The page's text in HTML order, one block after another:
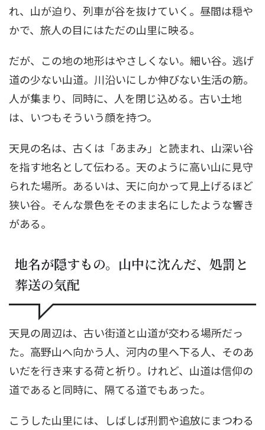
れ、山が迫り、列車が谷を抜けていく。昼間は穏や
かで、旅人の目にはただの山里に映る。
だが、この地の地形はやさしくない。細い谷。逃げ
道の少ない山道。川沿いにしか伸びない生活の筋。
人が集まり、同時に、人を閉じ込める。古い土地
は、いつもそういう顔を持つ。
天見の名は、古くは「あまみ」と読まれ、山深い谷
を指す地名として伝わる。天のように高い山に見守
られた場所。あるいは、天に向かって見上げるほど
狭い谷。そんな景色をそのまま名にしたような響き
がある。
地名が隠すもの。山中に沈んだ、処罰と
葬送の気配
天見の周辺は、古い街道と山道が交わる場所だっ
た。高野山へ向かう人、河内の里へ下る人、そのあ
いだを行き来する荷と祈り。けれど、山道は信仰の
道であると同時に、隔てる道でもあった。
こうした山里には、しばしば刑罰や追放にまつわる